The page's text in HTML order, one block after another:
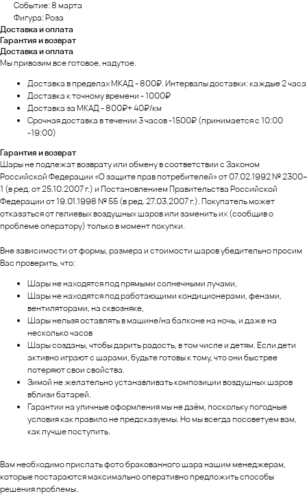
Событие: 8 марта
Фигура: Роза
Доставка и оплата
Гарантия и возврат
Доставка и оплата
Мы привозим все готовое, надутое.
Доставка в пределах МКАД - 800₽. Интервалы доставки: каждые 2 часа
Доставка к точному времени - 1000₽
Доставка за МКАД - 800₽+ 40₽/км
Срочная доставка в течении 3 часов -1500₽ (принимается с 10:00
-19:00)
Гарантия и возврат
Шары не подлежат возврату или обмену в соответствии с Законом
Российской Федерации «О защите прав потребителей» от 07.02.1992 № 2300–
1 (в ред. от 25.10.2007 г.) и Постановлением Правительства Российской
Федерации от 19.01.1998 № 55 (в ред. 27.03.2007 г.). Покупатель может
отказаться от гелиевых воздушных шаров или заменить их (сообщив о
проблеме оператору) только в момент покупки.
Вне зависимости от формы, размера и стоимости шаров убедительно просим
Вас проверить, что:
Шары не находятся под прямыми солнечными лучами,
Шары не находятся под работающими кондиционерами, фенами,
вентиляторами, на сквозняке,
Шары нельзя оставлять в машине/на балконе на ночь, и даже на
несколько часов
Шары созданы, чтобы дарить радость, в том числе и детям. Если дети
активно играют с шарами, будьте готовы к тому, что они быстрее
потеряют свои свойства.
Зимой не желательно устанавливать композиции воздушных шаров
вблизи батарей.
Гарантии на уличные оформления мы не даём, поскольку погодные
условия как правило не предсказуемы. Но мы всегда посоветуем вам,
как лучше поступить.
Вам необходимо прислать фото бракованного шара нашим менеджерам,
которые постараются максимально оперативно предложить способы
решения проблемы.